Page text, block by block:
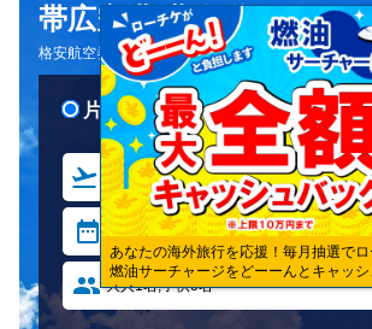
帯広空港(北海道) 帯広空港(
あなたの海外旅行を応援！毎月抽選で
燃油サーチャージをどーーんとキャッシ
ク！